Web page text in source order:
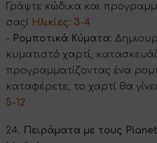
Γράψτε κώδικα και
σας! Ηλικίες: 3-4
- Ρομποτικά Κύματα:
κυματιστό χαρτί,
προγραμματίζοντας ένα
καταφέρετε, το χαρτί θα
5-12
24. Πειράματα με τους